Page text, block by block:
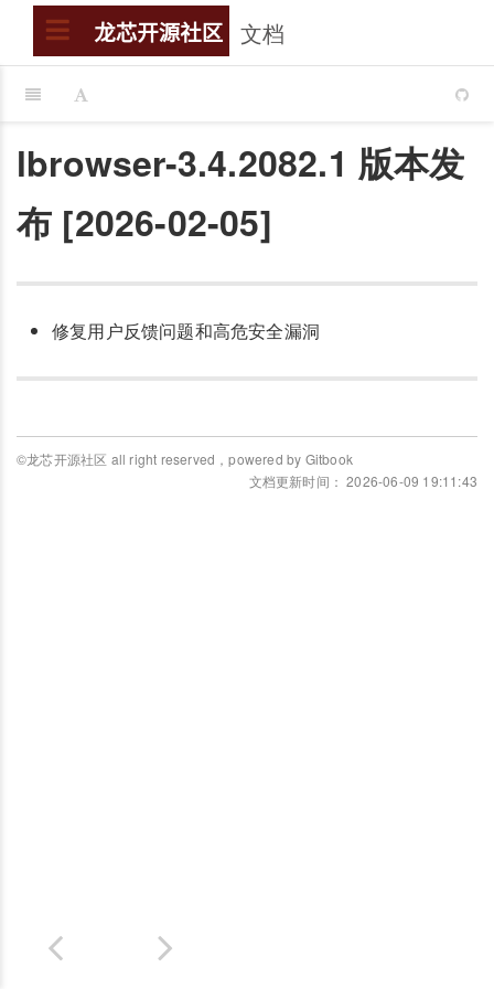
文档
龙芯开源社区
lbrowser-3.4.2082.1 版本发
布 [2026-02-05]
修复用户反馈问题和高危安全漏洞
©龙芯开源社区 all right reserved，powered by Gitbook
文档更新时间： 2026-06-09 19:11:43